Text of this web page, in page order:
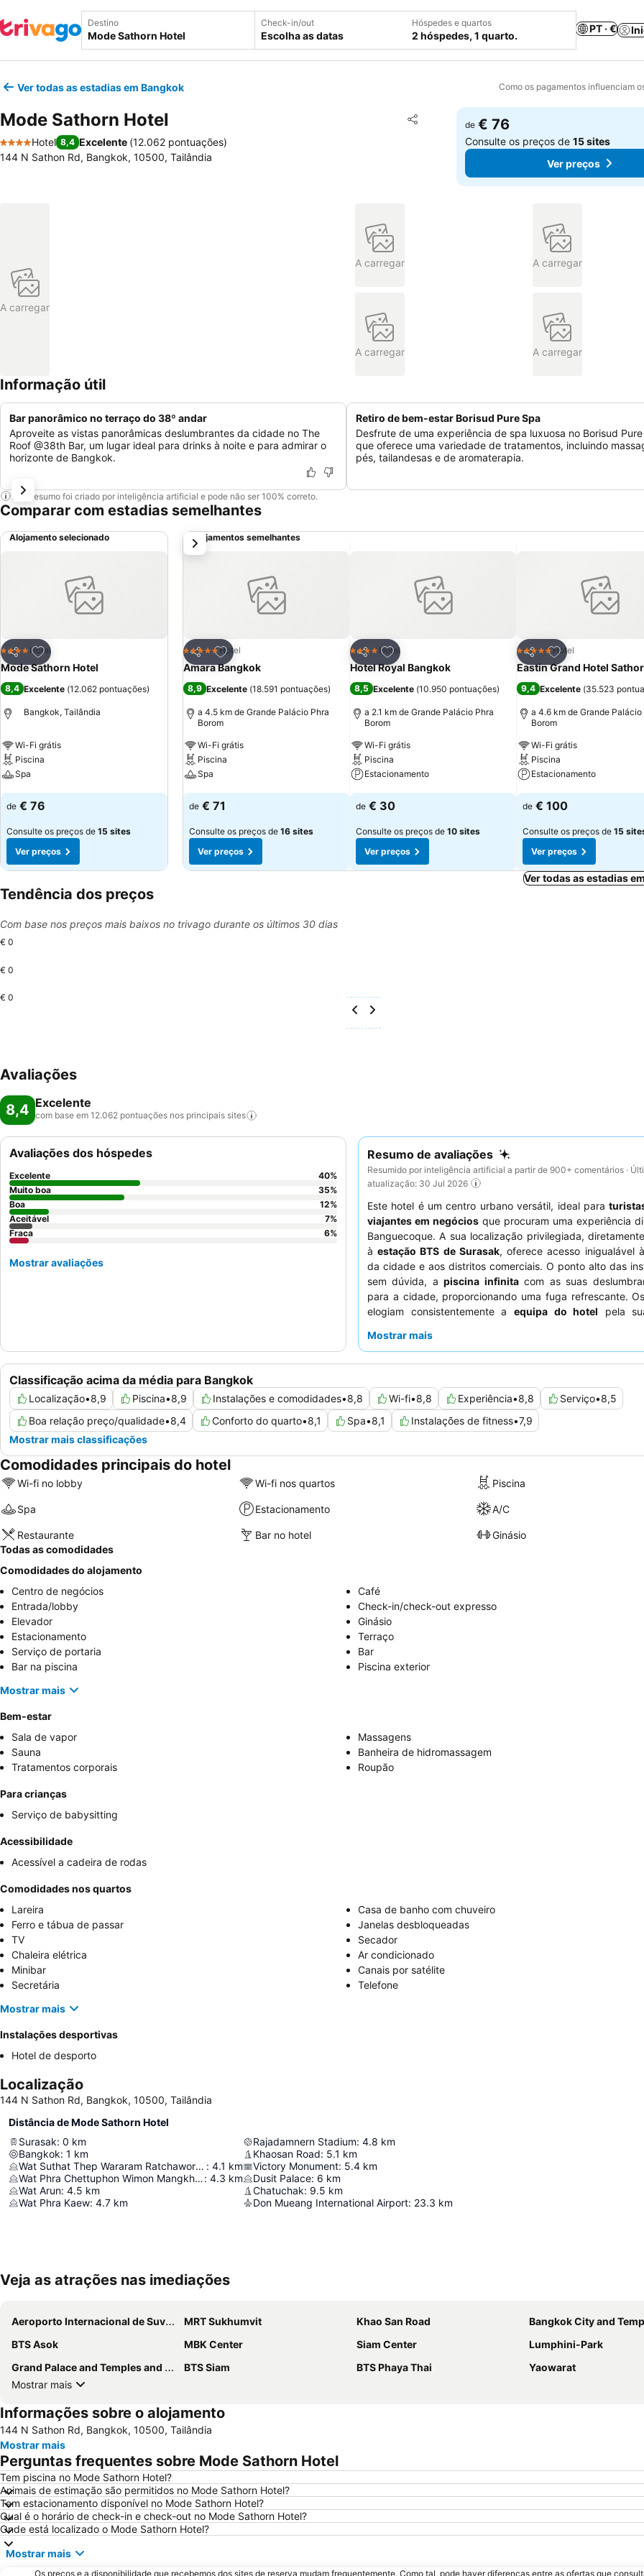
Destino Check-in/out
Escolha as datas
Hóspedes e quartos
2 hóspedes, 1 quarto.
PT · €
Ver todas as estadias em Bangkok Como os pagamentos influenciam
Mode Sathorn Hotel Partilhar
Adicionar aos favoritos
4 Estrelas
Hotel 8,4 Excelente (12.062 pontuações)
144 N Sathon Rd, Bangkok, 10500, Tailândia
de € 76
Consulte os preços de15 sites
Ver preços
A carregar
A carregar A carregar
A carregar A carregar
Informação útil
Bar panorâmico no terraço do 38º andar
Aproveite as vistas panorâmicas deslumbrantes da cidade no The
Roof @38th Bar, um lugar ideal para drinks à noite e para admirar o
horizonte de Bangkok.
Retiro de bem-estar Borisud Pure Spa
Desfrute de uma experiência de spa luxuosa no Borisud
que oferece uma variedade de tratamentos, incluindo
pés, tailandesas e de aromaterapia.
Este resumo foi criado por inteligência artificial e pode não ser 100% correto.
Comparar com estadias semelhantes
Alojamento selecionado
Partilhar
Adicionar aos favoritos
4 EstrelasHotel
Mode Sathorn Hotel
8,4 Excelente (12.062 pontuações)
Bangkok, Tailândia
Wi-Fi grátis
Piscina
Spa
Ver preços
de € 76
Consulte os preços de 15 sites
Ver preços
Alojamentos semelhantes
Partilhar
Adicionar aos favoritos
5 EstrelasHotel
Amara Bangkok
8,9 Excelente (18.591 pontuações)
a 4.5 km de Grande Palácio Phra
Borom
Wi-Fi grátis
Piscina
Spa
Ver preços
de € 71
Consulte os preços de 16 sites
Ver preços
Partilhar
Adicionar aos favoritos
4 EstrelasHotel
Hotel Royal Bangkok
8,5 Excelente (10.950 pontuações)
a 2.1 km de Grande Palácio Phra
Borom
Wi-Fi grátis
Piscina
Estacionamento
Ver preços
de € 30
Consulte os preços de 10 sites
Ver preços
Partilhar
Adicionar aos
5 EstrelasHotel
Eastin Grand Hotel
9,4 Excelente (35.523
a 4.6 km de Grande Palácio
Borom
Wi-Fi grátis
Piscina
Estacionamento
Ver preços
de € 100
Consulte os preços de 15
Ver preços
próximo
Ver todas as estadias
Tendência dos preços
Com base nos preços mais baixos no trivago durante os últimos 30 dias
€ 0
€ 0
€ 0
Avaliações
8,4 Excelente
com base em 12.062 pontuações nos principais sites
Resumo de avaliações
Resumido por inteligência artificial a partir de 900+ comentários ·
atualização: 30 Jul 2026
Este hotel é um centro urbano versátil, ideal para
viajantes em negócios que procuram uma experiência
Banguecoque. A sua localização privilegiada,
àestação BTS de Surasak, oferece acesso inigualável
da cidade e aos distritos comerciais. O ponto alto das
sem dúvida, apiscina infinitacom as suas
para a cidade, proporcionando uma fuga refrescante.
elogiam consistentemente a equipa do hotel pela
variada. Para aqueles que procuram vistas
Mostrar mais
Classificação acima da média para Bangkok
Localização•8,9 Piscina•8,9 Instalações e comodidades•8,8 Wi-fi•8,8 Experiência•8,8 Serviço•8,5
Boa relação preço/qualidade•8,4 Conforto do quarto•8,1 Spa•8,1 Instalações de fitness•7,9
Mostrar mais classificações
Avaliações dos hóspedes
Excelente 40%
Muito boa
35%
Boa
12%
Aceitável
7%
Fraca
6%
Mostrar avaliações
Comodidades principais do hotel
Wi-fi no lobby Wi-fi nos quartos Piscina
Spa Estacionamento A/C
Restaurante Bar no hotel
Ginásio
Todas as comodidades
Comodidades do alojamento
Centro de negócios
Café
Entrada/lobby
Check-in/check-out expresso
Elevador
Ginásio
Estacionamento
Terraço
Serviço de portaria
Bar
Bar na piscina
Piscina exterior
Mostrar mais
Bem-estar
Sala de vapor
Massagens
Sauna
Banheira de hidromassagem
Tratamentos corporais
Roupão
Para crianças
Serviço de babysitting
Acessibilidade
Acessível a cadeira de rodas
Comodidades nos quartos
Lareira
Casa de banho com chuveiro
Ferro e tábua de passar
Janelas desbloqueadas
TV
Secador
Chaleira elétrica
Ar condicionado
Minibar
Canais por satélite
Secretária
Telefone
Mostrar mais
Instalações desportivas
Hotel de desporto
Localização
144 N Sathon Rd, Bangkok, 10500, Tailândia
Distância de Mode Sathorn Hotel
Surasak: 0 km
Bangkok: 1 km
Wat Suthat Thep Wararam Ratchaworamahawihan : 4.1 km
Wat Phra Chettuphon Wimon Mangkhalaram Ratchaworamahawihan: 4.3 km
Wat Arun: 4.5 km
Wat Phra Kaew: 4.7 km
Rajadamnern Stadium: 4.8 km
Khaosan Road: 5.1 km
Victory Monument: 5.4 km
Dusit Palace: 6 km
Chatuchak: 9.5 km
Don Mueang International Airport: 23.3 km
Veja as atrações nas imediações
Aeroporto Internacional de Suvarnabhumi MRT Sukhumvit Khao San Road
Bangkok City and
BTS Asok
MBK Center Siam Center
Lumphini-Park
Grand Palace and Temples and City Tour
BTS Siam BTS Phaya Thai
Yaowarat
Mostrar mais
Informações sobre o alojamento
144 N Sathon Rd, Bangkok, 10500, Tailândia
Mostrar mais
Perguntas frequentes sobre Mode Sathorn Hotel
Tem piscina no Mode Sathorn Hotel?
Animais de estimação são permitidos no Mode Sathorn Hotel?
Tem estacionamento disponível no Mode Sathorn Hotel?
Qual é o horário de check-in e check-out no Mode Sathorn Hotel?
Onde está localizado o Mode Sathorn Hotel?
Mostrar mais
Os preços e a disponibilidade que recebemos dos sites de reserva mudam frequentemente. Como tal, pode haver diferenças entre as ofertas que